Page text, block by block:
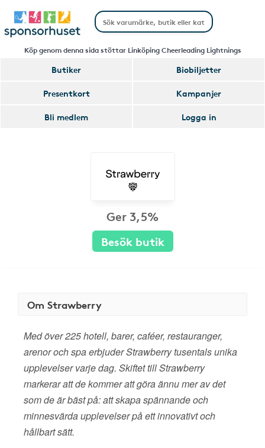
Köp genom denna sida stöttar Linköping Cheerleading Lightnings
Butiker
Biobiljetter
Presentkort
Kampanjer
Bli medlem
Logga in
Ger 3,5%
Besök butik
Om Strawberry
Med över 225 hotell, barer, caféer, restauranger,
arenor och spa erbjuder Strawberry tusentals unika
upplevelser varje dag. Skiftet till Strawberry
markerar att de kommer att göra ännu mer av det
som de är bäst på: att skapa spännande och
minnesvärda upplevelser på ett innovativt och
hållbart sätt.